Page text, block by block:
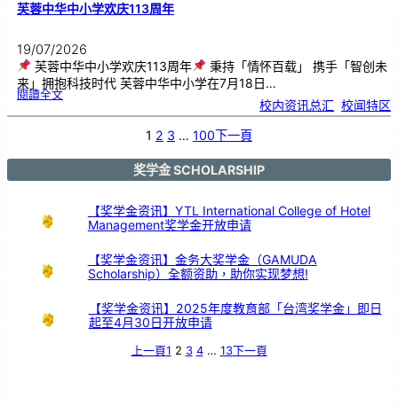
芙蓉中华中小学欢庆113周年
19/07/2026
芙蓉中华中小学欢庆113周年
秉持「情怀百载」 携手「智创未
来」拥抱科技时代 芙蓉中华中小学在7月18日…
閱讀全文:芙
华
1
年
校内资讯总汇 校闻特区
1 2 3 … 100下一頁
奖学金 SCHOLARSHIP
【奖学金资讯】YTL International College of Hotel
Management奖学金开放申请
【奖学金资讯】金务大奖学金（GAMUDA
Scholarship）全额资助，助你实现梦想!
【奖学金资讯】2025年度教育部「台湾奖学金」即日
起至4月30日开放申请
上一頁1 2 3 4 … 13下一頁